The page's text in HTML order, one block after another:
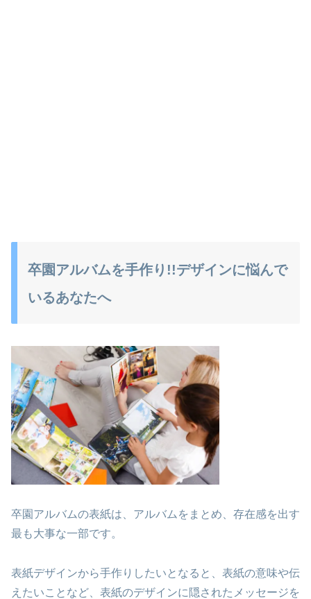
卒園アルバムを手作り!!デザインに悩んで
いるあなたへ
卒園アルバムの表紙は、アルバムをまとめ、存在感を出す
最も大事な一部です。
表紙デザインから手作りしたいとなると、表紙の意味や伝
えたいことなど、表紙のデザインに隠されたメッセージを